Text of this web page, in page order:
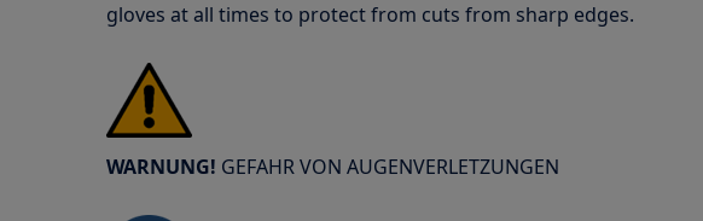
gloves at all times to protect from cuts from sharp edges.
WARNUNG! GEFAHR VON AUGENVERLETZUNGEN